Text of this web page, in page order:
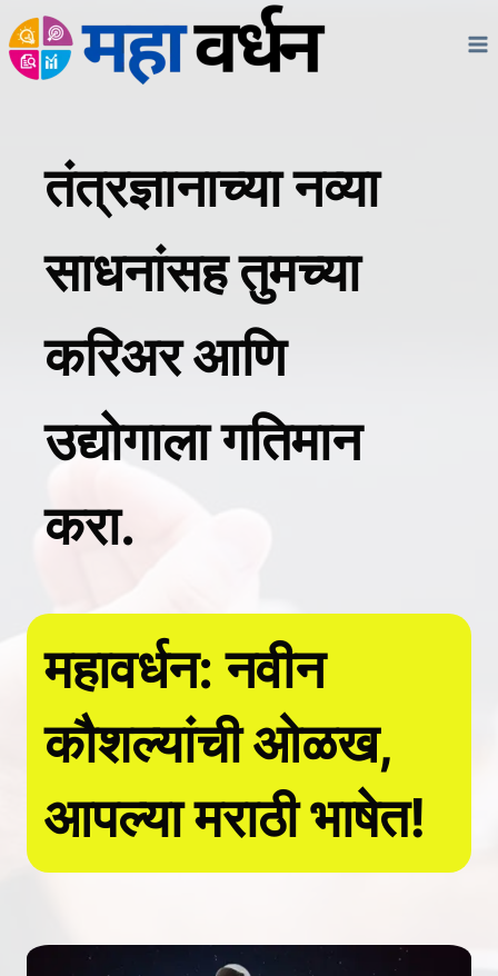
Skip
to
तंत्रज्ञानाच्या नव्या
साधनांसह तुमच्या
करिअर आणि
उद्योगाला गतिमान
करा.
महावर्धन: नवीन
कौशल्यांची ओळख,
आपल्या मराठी भाषेत!